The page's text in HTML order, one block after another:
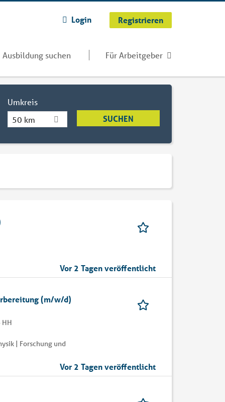
Login Registrieren
Ausbildung suchen Für Arbeitgeber
Umkreis
50 km
Vor 2 Tagen veröffentlicht
(m/w/d)
| Forschung und
Vor 2 Tagen veröffentlicht